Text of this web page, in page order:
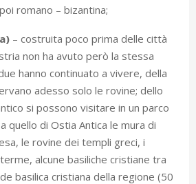
romano – bizantina;
– costruita poco prima delle città
non ha avuto però la stessa
hanno continuato a vivere, della
adesso solo le rovine; dello
si possono visitare in un parco
quello di Ostia Antica le mura di
le rovine dei templi greci, i
alcune basiliche cristiane tra
basilica cristiana della regione (50